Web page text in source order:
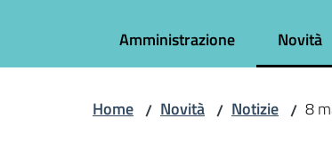
Amministrazione Novità
Menu
Home / Novità / Notizie / 8